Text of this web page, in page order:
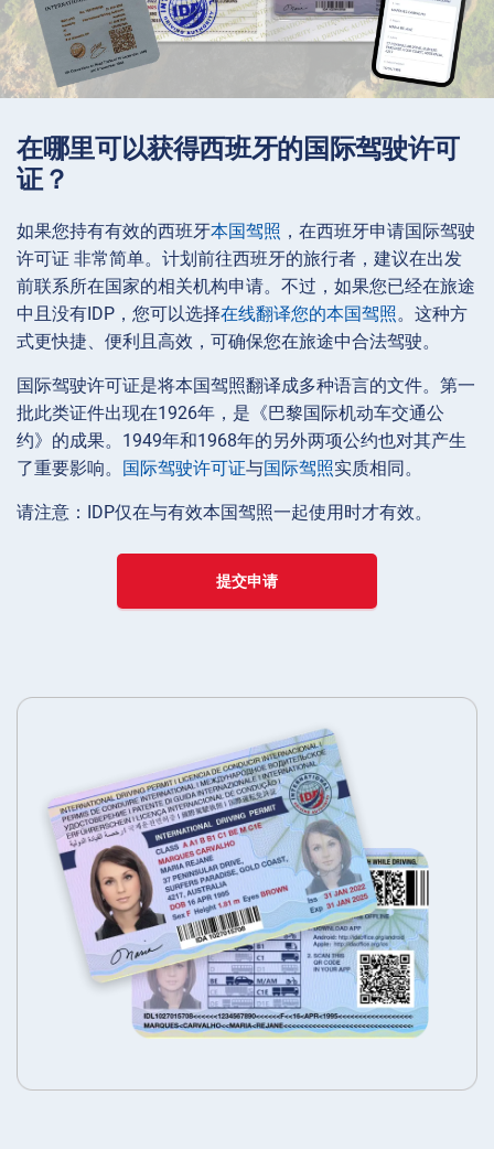
在哪里可以获得西班牙的国际驾驶许可
证？
如果您持有有效的西班牙本国驾照 ，在西班牙申请国际驾驶
许可证 非常简单。计划前往西班牙的旅行者，建议在出发
前联系所在国家的相关机构申请。不过，如果您已经在旅途
中且没有IDP，您可以选择在线翻译您的本国驾照。这种方
式更快捷、便利且高效，可确保您在旅途中合法驾驶。
国际驾驶许可证是将本国驾照翻译成多种语言的文件。第一
批此类证件出现在1926年，是《巴黎国际机动车交通公
约》的成果。1949年和1968年的另外两项公约也对其产生
了重要影响。
国际驾驶许可证与国际驾照实质相同。
请注意：IDP仅在与有效本国驾照一起使用时才有效。
提交申请